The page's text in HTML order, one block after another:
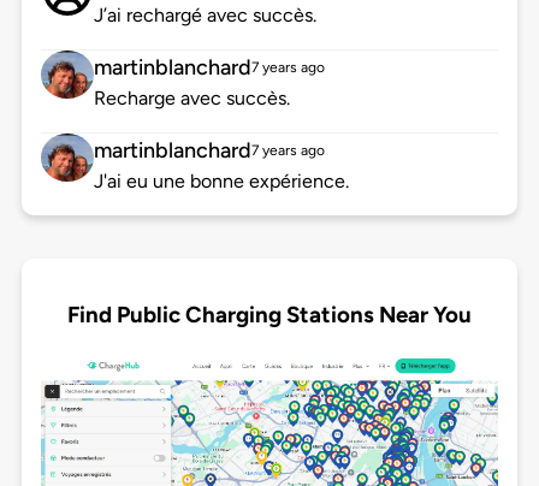
J’ai rechargé avec succès.
martinblanchard7 years ago
Recharge avec succès.
martinblanchard7 years ago
J'ai eu une bonne expérience.
Find Public Charging Stations Near You